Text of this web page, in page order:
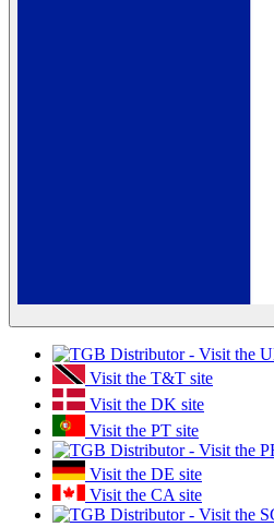
Visit the T&T site
Visit the DK site
Visit the PT site
Visit the DE site
Visit the CA site